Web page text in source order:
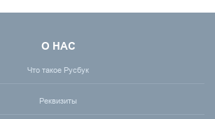
О НАС
Что такое Русбук
Реквизиты